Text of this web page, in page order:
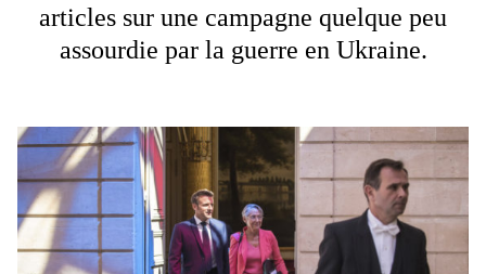
articles sur une campagne quelque peu
assourdie par la guerre en Ukraine.